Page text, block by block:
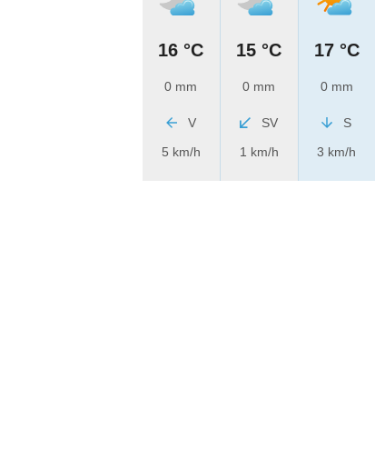
16 °C
0 mm
V
5 km/h
15 °C
0 mm
SV
1 km/h
17 °C
0 mm
S
3 km/h